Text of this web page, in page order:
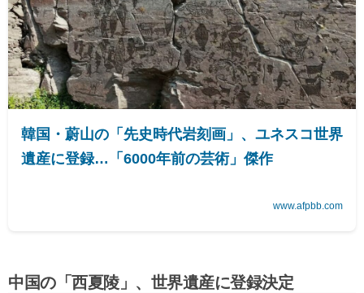
韓国・蔚山の「先史時代岩刻画」、ユネスコ世界
遺産に登録…「6000年前の芸術」傑作
www.afpbb.com
中国の「西夏陵」、世界遺産に登録決定